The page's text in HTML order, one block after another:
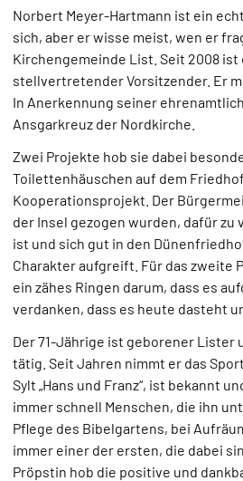
Norbert Meyer-Hartmann ist ein
sich, aber er wisse meist, wen er
Kirchengemeinde List. Seit 2008
stellvertretender Vorsitzender. Er
In Anerkennung seiner
Ansgarkreuz der Nordkirche.
Zwei Projekte hob sie dabei
Toilettenhäuschen auf dem
Kooperationsprojekt. Der
der Insel gezogen wurden, dafür zu
ist und sich gut in den
Charakter aufgreift. Für das zweite
ein zähes Ringen darum, dass es
verdanken, dass es heute dasteht
Der 71-Jährige ist geborener
tätig. Seit Jahren nimmt er das
Sylt „Hans und Franz“, ist bekannt
immer schnell Menschen, die ihn
Pflege des Bibelgartens, bei
immer einer der ersten, die dabei
Pröpstin hob die positive und